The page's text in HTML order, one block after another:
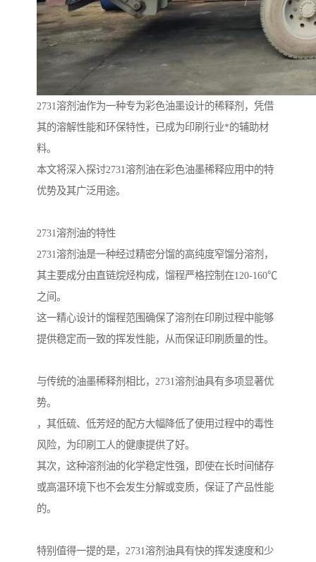
2731溶剂油作为一种专为彩色油墨设计的稀释剂，凭借
其的溶解性能和环保特性，已成为印刷行业*的辅助材
料。
本文将深入探讨2731溶剂油在彩色油墨稀释应用中的特
优势及其广泛用途。
2731溶剂油的特性
2731溶剂油是一种经过精密分馏的高纯度窄馏分溶剂，
其主要成分由直链烷烃构成，馏程严格控制在120-160℃
之间。
这一精心设计的馏程范围确保了溶剂在印刷过程中能够
提供稳定而一致的挥发性能，从而保证印刷质量的性。
与传统的油墨稀释剂相比，2731溶剂油具有多项显著优
势。
，其低硫、低芳烃的配方大幅降低了使用过程中的毒性
风险，为印刷工人的健康提供了好。
其次，这种溶剂油的化学稳定性强，即使在长时间储存
或高温环境下也不会发生分解或变质，保证了产品性能
的。
特别值得一提的是，2731溶剂油具有快的挥发速度和少